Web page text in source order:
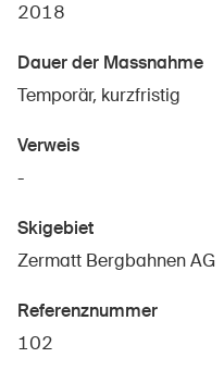
2018
Dauer der Massnahme
Temporär, kurzfristig
Verweis
-
Skigebiet
Zermatt Bergbahnen AG
Referenznummer
102